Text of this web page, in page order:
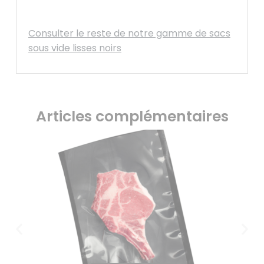
Consulter le reste de notre gamme de sacs
sous vide lisses noirs
Articles complémentaires